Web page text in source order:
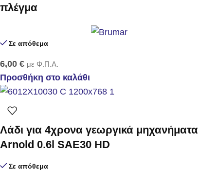
πλέγμα
Σε απόθεμα
6,00 € με Φ.Π.Α.
Προσθήκη στο καλάθι
Λάδι για 4χρονα γεωργικά μηχανήματα
Arnold 0.6l SAE30 HD
Σε απόθεμα